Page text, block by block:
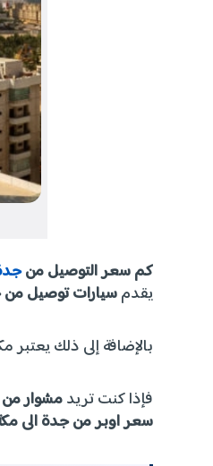
كم سعر التوصيل من
يقدمسيارات توصيل من
بالإضافة إلى ذلك
فإذا كنت تريدمشوار من
سعر اوبر من جدة الى